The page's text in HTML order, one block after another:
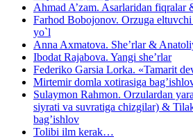
Ahmad A’zam. Asarlaridan
Farhod Bobojonov. Orzuga
yo`l
Anna Axmatova. She’rlar &
Ibodat Rajabova. Yangi she’rlar
Federiko Garsia Lorka. «Tamarit
Mirtemir domla xotirasiga
Sulaymon Rahmon. Orzulardan
siyrati va suvratiga chizgilar) &
bag’ishlov
Tolibi ilm kerak…